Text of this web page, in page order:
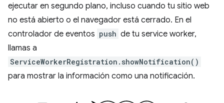
ejecutar en segundo plano, incluso cuando tu sitio web
no está abierto o el navegador está cerrado. En el
controlador de eventos push de tu service worker,
llamas a
ServiceWorkerRegistration.showNotification()
para mostrar la información como una notificación.